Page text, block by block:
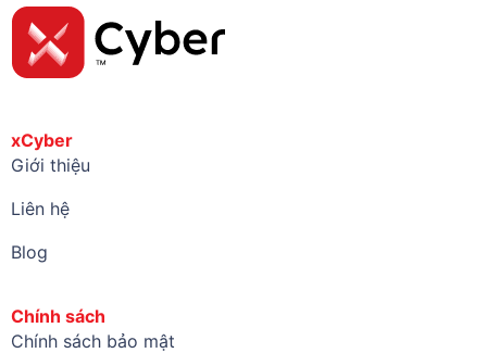
xCyber
Giới thiệu
Liên hệ
Blog
Chính sách
Chính sách bảo mật